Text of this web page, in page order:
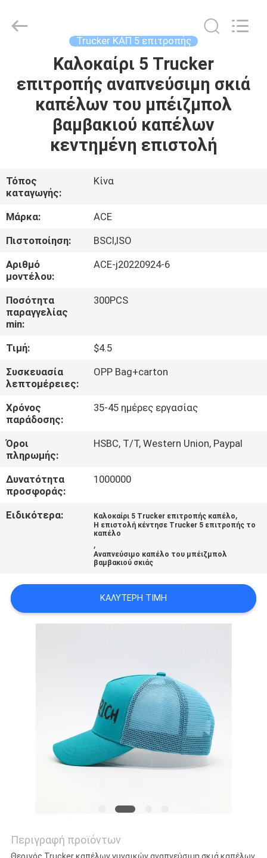
ΠΡΟΪΌΝΤΑ
ΠΕΡΊΠΟΥ
ΓΎΡΟΣ
ΕΡΓΟΣΤΑΣΊΩΝ
ΠΟΙΟΤΙΚΌΣ
ΈΛΕΓΧΟΣ
ΜΑΣ
ΣΕ
ΕΠΑΦΉ
ΕΙΔΉΣΕΙΣ
ΠΕΡΙΠΤΏΣΕΙΣ
SITEMAP
Manufacturing
Trucker ΚΑΠ 5 επιτροπής
Καλοκαίρι 5 Trucker
επιτροπής αναπνεύσιμη σκιά
καπέλων του μπέιζμπολ
βαμβακιού καπέλων
κεντημένη επιστολή
Τόπος
καταγωγής:
Κίνα
Μάρκα:
ACE
Πιστοποίηση:
BSCI,ISO
Αριθμό
μοντέλου:
ACE-j20220924-6
Ποσότητα
παραγγελίας
min:
300PCS
Τιμή:
$4.5
Συσκευασία
λεπτομέρειες:
OPP Bag+carton
Χρόνος
παράδοσης:
35-45 ημέρες εργασίας
Όροι
πληρωμής:
HSBC, T/T, Western Union, Paypal
Δυνατότητα
προσφοράς:
1000000
Ειδικότερα: Καλοκαίρι 5 Trucker επιτροπής καπέλο,
Η επιστολή κέντησε Trucker 5 επιτροπής το
καπέλο
,
Αναπνεύσιμο καπέλο του μπέιζμπολ
βαμβακιού σκιάς
ΚΑΛΎΤΕΡΗ ΤΙΜΉ
Περιγραφή προϊόντων